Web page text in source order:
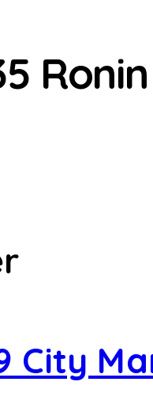
Ronin
City